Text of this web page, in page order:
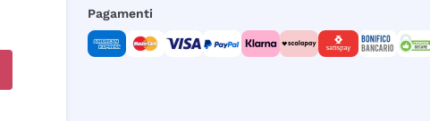
Pagamenti